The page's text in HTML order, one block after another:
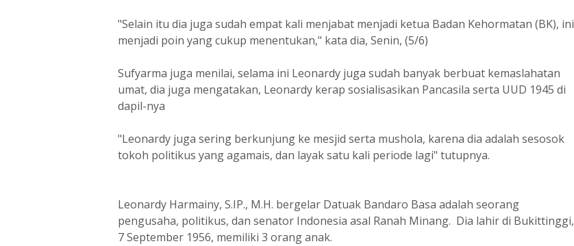
"Selain itu dia juga sudah empat kali menjabat menjadi ketua Badan Kehormatan (BK), ini
menjadi poin yang cukup menentukan," kata dia, Senin, (5/6)
Sufyarma juga menilai, selama ini Leonardy juga sudah banyak berbuat kemaslahatan
umat, dia juga mengatakan, Leonardy kerap sosialisasikan Pancasila serta UUD 1945 di
dapil-nya
"Leonardy juga sering berkunjung ke mesjid serta mushola, karena dia adalah sesosok
tokoh politikus yang agamais, dan layak satu kali periode lagi" tutupnya.
Leonardy Harmainy, S.IP., M.H. bergelar Datuak Bandaro Basa adalah seorang
pengusaha, politikus, dan senator Indonesia asal Ranah Minang. Dia lahir di Bukittinggi,
7 September 1956, memiliki 3 orang anak.